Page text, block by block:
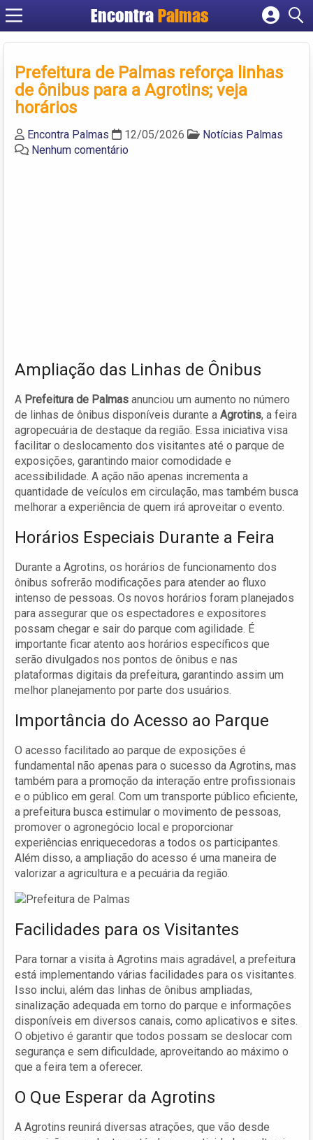
Encontra Palmas
Cadastrar empresa
Criar conta
Prefeitura de Palmas reforça linhas
de ônibus para a Agrotins; veja
horários
Encontra Palmas 12/05/2026
Notícias Palmas
Nenhum comentário
Ampliação das Linhas de Ônibus
A Prefeitura de Palmas anunciou um aumento no número
de linhas de ônibus disponíveis durante a Agrotins, a feira
agropecuária de destaque da região. Essa iniciativa visa
facilitar o deslocamento dos visitantes até o parque de
exposições, garantindo maior comodidade e
acessibilidade. A ação não apenas incrementa a
quantidade de veículos em circulação, mas também busca
melhorar a experiência de quem irá aproveitar o evento.
Horários Especiais Durante a Feira
Durante a Agrotins, os horários de funcionamento dos
ônibus sofrerão modificações para atender ao fluxo
intenso de pessoas. Os novos horários foram planejados
para assegurar que os espectadores e expositores
possam chegar e sair do parque com agilidade. É
importante ficar atento aos horários específicos que
serão divulgados nos pontos de ônibus e nas
plataformas digitais da prefeitura, garantindo assim um
melhor planejamento por parte dos usuários.
Importância do Acesso ao Parque
O acesso facilitado ao parque de exposições é
fundamental não apenas para o sucesso da Agrotins, mas
também para a promoção da interação entre profissionais
e o público em geral. Com um transporte público eficiente,
a prefeitura busca estimular o movimento de pessoas,
promover o agronegócio local e proporcionar
experiências enriquecedoras a todos os participantes.
Além disso, a ampliação do acesso é uma maneira de
valorizar a agricultura e a pecuária da região.
Facilidades para os Visitantes
Para tornar a visita à Agrotins mais agradável, a prefeitura
está implementando várias facilidades para os visitantes.
Isso inclui, além das linhas de ônibus ampliadas,
sinalização adequada em torno do parque e informações
disponíveis em diversos canais, como aplicativos e sites.
O objetivo é garantir que todos possam se deslocar com
segurança e sem dificuldade, aproveitando ao máximo o
que a feira tem a oferecer.
O Que Esperar da Agrotins
A Agrotins reunirá diversas atrações, que vão desde